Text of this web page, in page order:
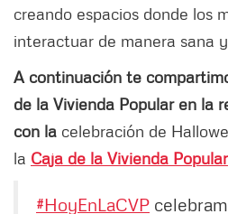
creando espacios donde los
interactuar de manera sana
A continuación te
de la Vivienda Popular en la
con la celebración de
la Caja de la Vivienda Popular
#HoyEnLaCVP